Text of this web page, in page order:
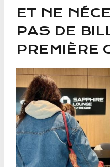
ET NE
PAS DE
PREMIÈRE